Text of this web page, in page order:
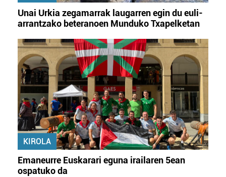
Unai Urkia zegamarrak laugarren egin du euli-
arrantzako beteranoen Munduko Txapelketan
KIROLA
Emaneurre Euskarari eguna irailaren 5ean
ospatuko da